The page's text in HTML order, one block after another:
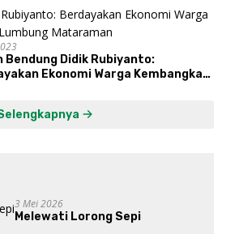
Hasil
Bendung Didik Rubiyanto:
Ekonomi Warga Kembangkan
3 Mei 2026
Melewati Lorong Sepi